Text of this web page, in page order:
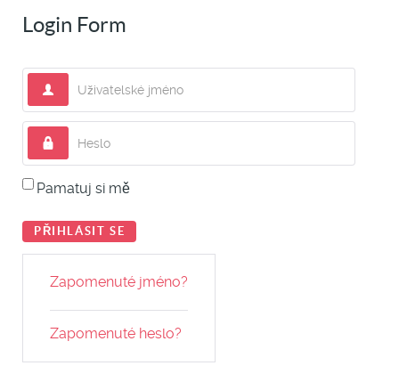
Login Form
Uživatelské jméno
Heslo
Pamatuj si mě
PŘIHLÁSIT SE
Zapomenuté jméno?
Zapomenuté heslo?